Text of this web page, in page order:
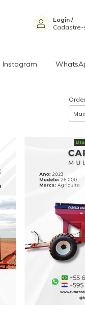
Login /
Cadastre-
Instagram